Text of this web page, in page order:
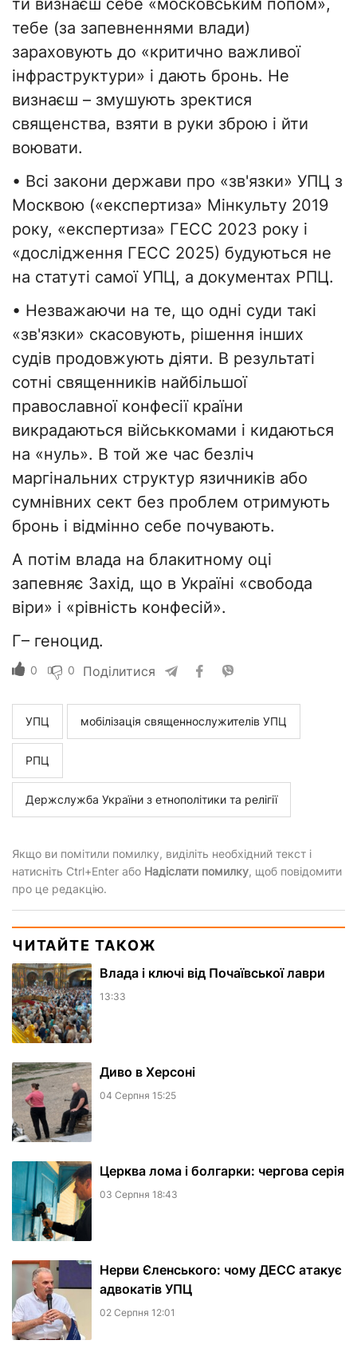
ти визнаєш себе «московським попом»,
тебе (за запевненнями влади)
зараховують до «критично важливої
інфраструктури» і дають бронь. Не
визнаєш – змушують зректися
священства, взяти в руки зброю і йти
воювати.
• Всі закони держави про «зв'язки» УПЦ з
Москвою («експертиза» Мінкульту 2019
року, «експертиза» ГЕСС 2023 року і
«дослідження ГЕСС 2025) будуються не
на статуті самої УПЦ, а документах РПЦ.
• Незважаючи на те, що одні суди такі
«зв'язки» скасовують, рішення інших
судів продовжують діяти. В результаті
сотні священників найбільшої
православної конфесії країни
викрадаються військкомами і кидаються
на «нуль». В той же час безліч
маргінальних структур язичників або
сумнівних сект без проблем отримують
бронь і відмінно себе почувають.
А потім влада на блакитному оці
запевняє Захід, що в Україні «свобода
віри» і «рівність конфесій».
Г– геноцид.
0 0 Поділитися
УПЦ мобілізація священнослужителів УПЦ
РПЦ
Держслужба України з етнополітики та релігії
Якщо ви помітили помилку, виділіть необхідний текст і
натисніть Ctrl+Enter або Надіслати помилку, щоб повідомити
про це редакцію.
ЧИТАЙТЕ ТАКОЖ
Влада і ключі від Почаївської лаври
13:33
Диво в Херсоні
04 Серпня 15:25
Церква лома і болгарки: чергова серія
03 Серпня 18:43
Нерви Єленського: чому ДЕСС атакує
адвокатів УПЦ
02 Серпня 12:01